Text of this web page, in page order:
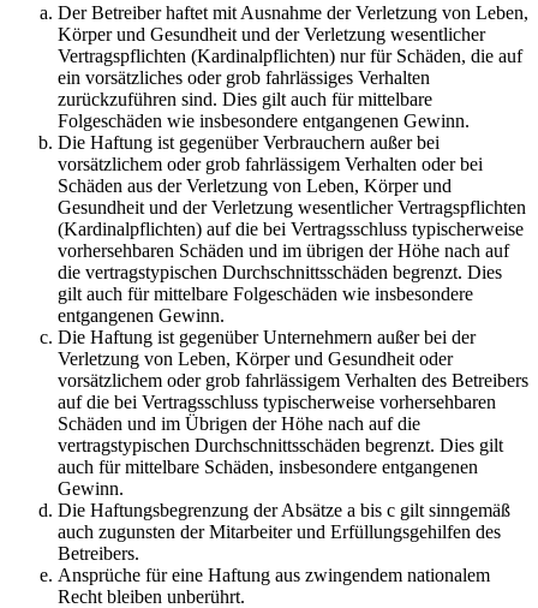
Der Betreiber haftet mit Ausnahme der Verletzung von Leben,
Körper und Gesundheit und der Verletzung wesentlicher
Vertragspflichten (Kardinalpflichten) nur für Schäden, die auf
ein vorsätzliches oder grob fahrlässiges Verhalten
zurückzuführen sind. Dies gilt auch für mittelbare
Folgeschäden wie insbesondere entgangenen Gewinn.
Die Haftung ist gegenüber Verbrauchern außer bei
vorsätzlichem oder grob fahrlässigem Verhalten oder bei
Schäden aus der Verletzung von Leben, Körper und
Gesundheit und der Verletzung wesentlicher Vertragspflichten
(Kardinalpflichten) auf die bei Vertragsschluss typischerweise
vorhersehbaren Schäden und im übrigen der Höhe nach auf
die vertragstypischen Durchschnittsschäden begrenzt. Dies
gilt auch für mittelbare Folgeschäden wie insbesondere
entgangenen Gewinn.
Die Haftung ist gegenüber Unternehmern außer bei der
Verletzung von Leben, Körper und Gesundheit oder
vorsätzlichem oder grob fahrlässigem Verhalten des Betreibers
auf die bei Vertragsschluss typischerweise vorhersehbaren
Schäden und im Übrigen der Höhe nach auf die
vertragstypischen Durchschnittsschäden begrenzt. Dies gilt
auch für mittelbare Schäden, insbesondere entgangenen
Gewinn.
Die Haftungsbegrenzung der Absätze a bis c gilt sinngemäß
auch zugunsten der Mitarbeiter und Erfüllungsgehilfen des
Betreibers.
Ansprüche für eine Haftung aus zwingendem nationalem
Recht bleiben unberührt.